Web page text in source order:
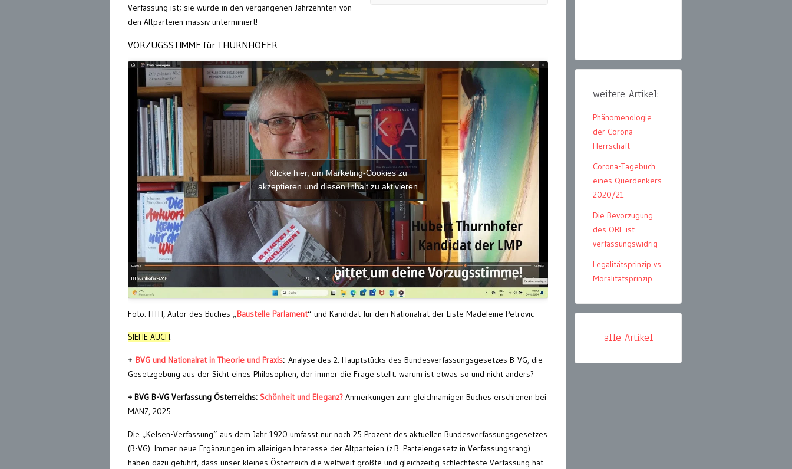
Verfassung ist; sie wurde in den vergangenen Jahrzehnten von
den Altparteien massiv unterminiert!
VORZUGSSTIMME für THURNHOFER
Klicke hier, um Marketing-Cookies zu
akzeptieren und diesen Inhalt zu aktivieren
Foto: HTH, Autor des Buches „Baustelle Parlament“ und Kandidat für den Nationalrat der Liste Madeleine Petrovic
SIEHE AUCH:
+ BVG und Nationalrat in Theorie und Praxis: Analyse des 2. Hauptstücks des Bundesverfassungsgesetzes B-VG, die
Gesetzgebung aus der Sicht eines Philosophen, der immer die Frage stellt: warum ist etwas so und nicht anders?
+ BVG B-VG Verfassung Österreichs: Schönheit und Eleganz? Anmerkungen zum gleichnamigen Buches erschienen bei
MANZ, 2025
Die „Kelsen-Verfassung“ aus dem Jahr 1920 umfasst nur noch 25 Prozent des aktuellen Bundesverfassungsgesetzes
(B-VG). Immer neue Ergänzungen im alleinigen Interesse der Altparteien (z.B. Parteiengesetz in Verfassungsrang)
haben dazu geführt, dass unser kleines Österreich die weltweit größte und gleichzeitig schlechteste Verfassung hat.
weitere Artikel:
Phänomenologie
der Corona-
Herrschaft
Corona-Tagebuch
eines Querdenkers
2020/21
Die Bevorzugung
des ORF ist
verfassungswidrig
Legalitätsprinzip vs
Moralitätsprinzip
alle Artikel